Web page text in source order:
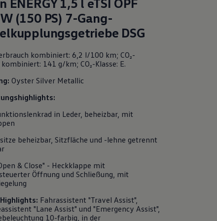
ENERGY1,5 l eTSI OPF
(150 PS) 7-Gang-
DSG
kombiniert: 6,2 l/100 km; CO₂-
141 g/km; CO₂-Klasse: E.
Oyster Silver Metallic
in Leder, beheizbar, mit
beheizbar, Sitzfläche und -lehne getrennt
& Close" - Heckklappe mit
Öffnung und Schließung, mit
Highlights: Fahrassistent "Travel Assist",
"Lane Assist" und "Emergency Assist",
10-farbig, in der